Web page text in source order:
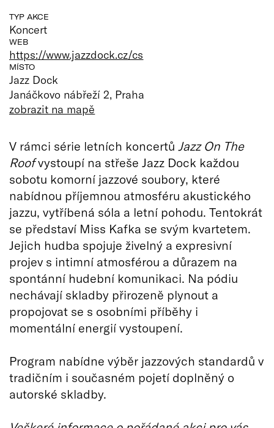
TYP AKCE
Koncert
WEB
https://www.jazzdock.cz/cs
MÍSTO
Jazz Dock
Janáčkovo nábřeží 2, Praha
zobrazit na mapě
V rámci série letních koncertů Jazz On The
Roofvystoupí na střeše Jazz Dock každou
sobotu komorní jazzové soubory, které
nabídnou příjemnou atmosféru akustického
jazzu, vytříbená sóla a letní pohodu. Tentokrát
se představí Miss Kafka se svým kvartetem.
Jejich hudba spojuje živelný a expresivní
projev s intimní atmosférou a důrazem na
spontánní hudební komunikaci. Na pódiu
nechávají skladby přirozeně plynout a
propojovat se s osobními příběhy i
momentální energií vystoupení.
Program nabídne výběr jazzových standardů v
tradičním i současném pojetí doplněný o
autorské skladby.